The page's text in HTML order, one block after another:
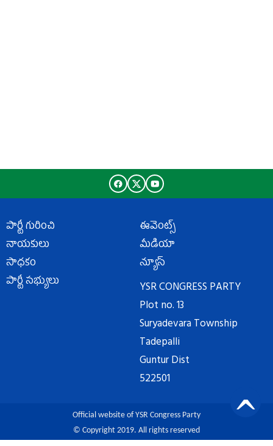
పార్టీ గురించి
నాయకులు
సాధకం
పార్టీ సభ్యులు
ఈవెంట్స్
మీడియా
న్యూస్
YSR CONGRESS PARTY
Plot no. 13
Suryadevara Township
Tadepalli
Guntur Dist
522501
Official website of YSR Congress Party
© Copyright 2019. All rights reserved